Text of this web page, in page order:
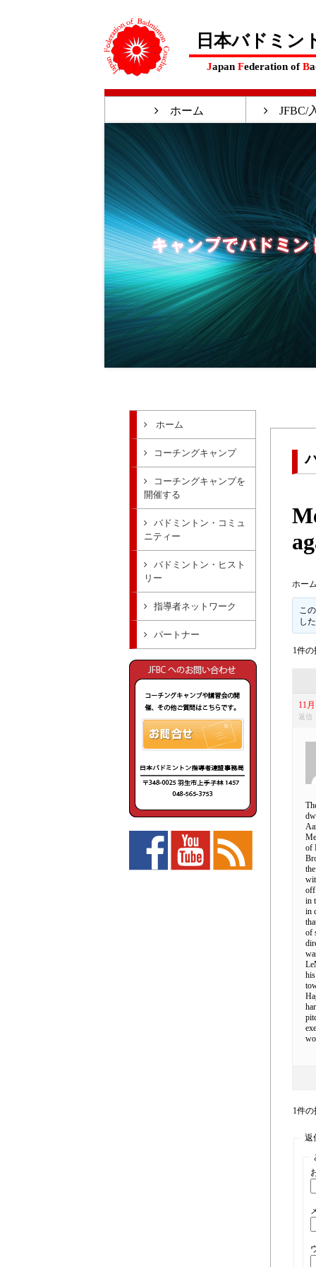
日本バドミン
Japan Federation ofB
ホーム JFBC/
ホーム
コーチングキャンプ
コーチングキャンプを
開催する
バドミントン・コミュ
ニティー
バドミントン・ヒスト
リー
指導者ネットワーク
パートナー
ホー
こ
し
1件
11
返信
of
off
in
in
of
1件
返